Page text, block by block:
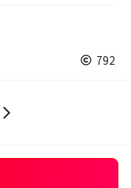
792